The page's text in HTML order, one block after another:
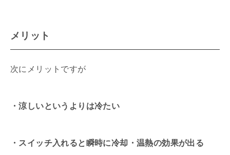
メリット
次にメリットですが
・涼しいというよりは冷たい
・スイッチ入れると瞬時に冷却・温熱の効果が出る